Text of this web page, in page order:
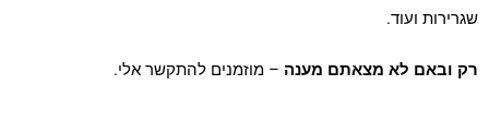
שגרירות ועוד.
רק ובאם לא מצאתם מענה – מוזמנים להתקשר אלי.